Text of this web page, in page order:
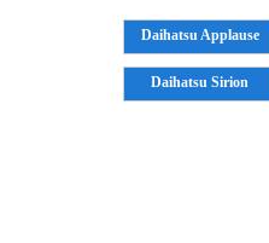
Daihatsu Applause
Daihatsu Sirion